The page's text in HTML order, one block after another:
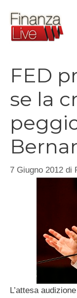
contenuto
FED
se la
7 Giugno 2012 di
L’attesa